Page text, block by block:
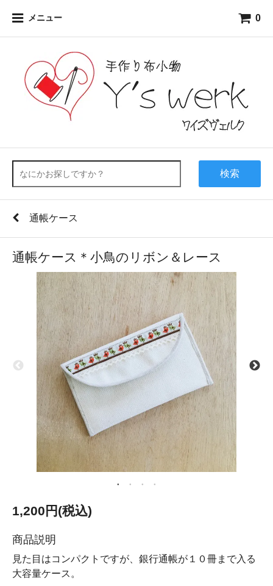
メニュー 0
検索
通帳ケース
通帳ケース＊小鳥のリボン＆レース
1,200円(税込)
商品説明
見た目はコンパクトですが、銀行通帳が１０冊まで入る
大容量ケース。